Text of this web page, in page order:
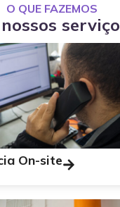
O QUE FAZEMOS
On-site